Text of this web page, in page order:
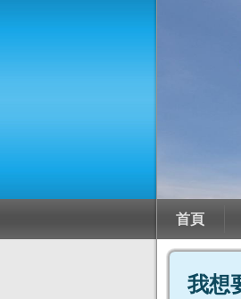
首頁
我想